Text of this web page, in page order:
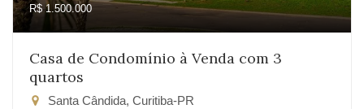
R$ 1.500.000
Casa de Condomínio à Venda com 3
quartos
Santa Cândida, Curitiba-PR